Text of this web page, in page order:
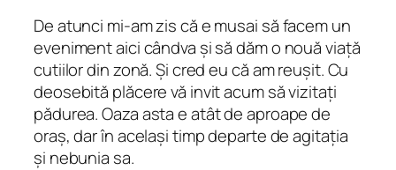
De atunci mi-am zis că e musai să facem un
eveniment aici cândva și să dăm o nouă viață
cutiilor din zonă. Și cred eu că am reușit. Cu
deosebită plăcere vă invit acum să vizitați
pădurea. Oaza asta e atât de aproape de
oraș, dar în același timp departe de agitația
și nebunia sa.